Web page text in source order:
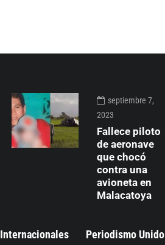
septiembre 7,
2023
Fallece piloto
de aeronave
que chocó
contra una
avioneta en
Malacatoya
Internacionales Periodismo Unido